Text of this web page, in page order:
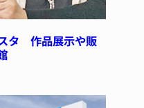
スタ 作品展示や販